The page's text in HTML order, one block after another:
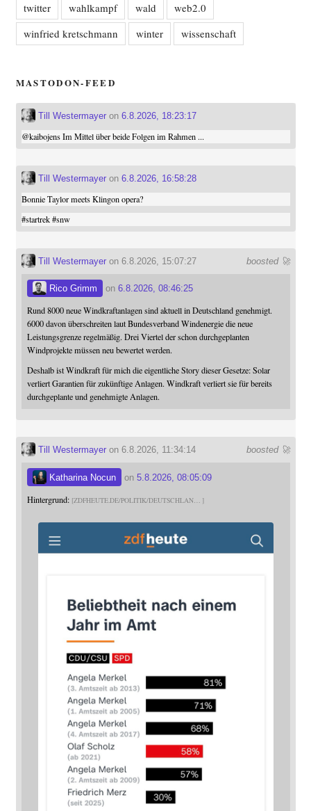
twitter wahlkampf wald
web2.0
winfried kretschmann
winter wissenschaft
MASTODON-FEED
Till Westermayeron 6.8.2026, 18:23:17
@kaibojensIm Mittel über beide Folgen im Rahmen ...
Till Westermayeron 6.8.2026, 16:58:28
Bonnie Taylor meets Klingon opera?
#startrek #snw
boosted 🚀
Till Westermayeron 6.8.2026, 15:07:27
Rico Grimm on 6.8.2026, 08:46:25
Rund 8000 neue Windkraftanlagen sind aktuell in Deutschland genehmigt.
6000 davon überschreiten laut Bundesverband Windenergie die neue
Leistungsgrenze regelmäßig. Drei Viertel der schon durchgeplanten
Windprojekte müssen neu bewertet werden.
Deshalb ist Windkraft für mich die eigentliche Story dieser Gesetze: Solar
verliert Garantien für zukünftige Anlagen. Windkraft verliert sie für bereits
durchgeplante und genehmigte Anlagen.
boosted 🚀
Till Westermayeron 6.8.2026, 11:34:14
Katharina Nocun on 5.8.2026, 08:05:09
Hintergrund: ZDFHEUTE.DE/POLITIK/DEUTSCHLAN